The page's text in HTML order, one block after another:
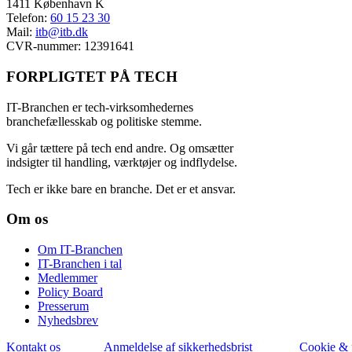
1411 København K
Telefon: 60 15 23 30
Mail: itb@itb.dk
CVR-nummer: 12391641
FORPLIGTET PÅ TECH
IT-Branchen er tech-virksomhedernes
branchefællesskab og politiske stemme.
Vi går tættere på tech end andre. Og omsætter
indsigter til handling, værktøjer og indflydelse.
Tech er ikke bare en branche. Det er et ansvar.
Om os
Om IT-Branchen
IT-Branchen i tal
Medlemmer
Policy Board
Presserum
Nyhedsbrev
Kontakt os
Anmeldelse af sikkerhedsbrist Cookie &